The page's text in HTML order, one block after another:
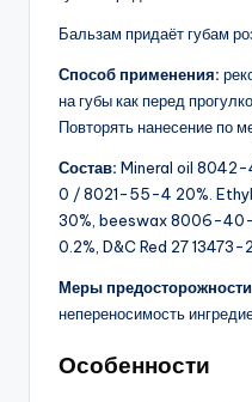
Бальзам придаёт губам
Способ применения:
на губы как перед
Повторять нанесение по
Состав: Mineral oil 8042-
0 / 8021-55-4 20%.
30%, beeswax 8006-
0.2%, D&C Red 27
Меры
непереносимость
Особенности